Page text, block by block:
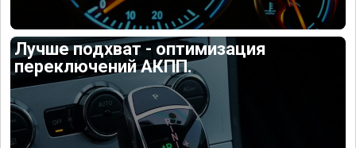
Лучше подхват - оптимизация
переключений АКПП.